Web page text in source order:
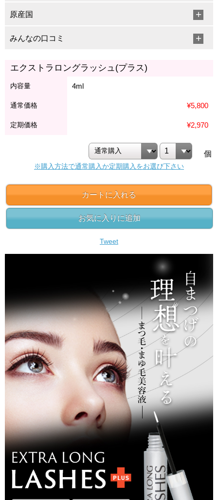
原産国
みんなの口コミ
エクストラロングラッシュ(プラス)
内容量 4ml
通常価格 ¥5,800
定期価格 ¥2,970
個
※購入方法で通常購入か定期購入をお選び下さい
カートに入れる
お気に入りに追加
Tweet